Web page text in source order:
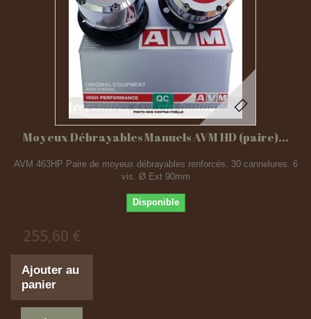
Moyeux Débrayables Manuels AVM HD (paire)...
AVM 463HP Paire de moyeux débrayables renforcés. 30 cannelures. 6
vis. Ø Ext 90mm
Disponible
255,60 €
Ajouter au
panier